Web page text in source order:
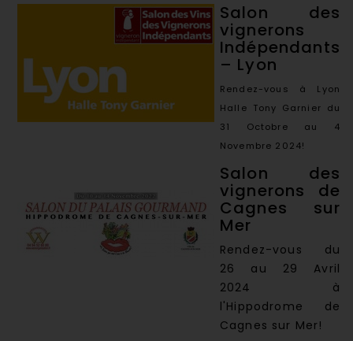
Salon des
vignerons
Indépendants
– Lyon
Rendez-vous à Lyon
Halle Tony Garnier du
31 Octobre au 4
Novembre 2024!
Salon des
vignerons de
Cagnes sur
Mer
Rendez-vous du
26 au 29 Avril
2024 à
l'Hippodrome de
Cagnes sur Mer!